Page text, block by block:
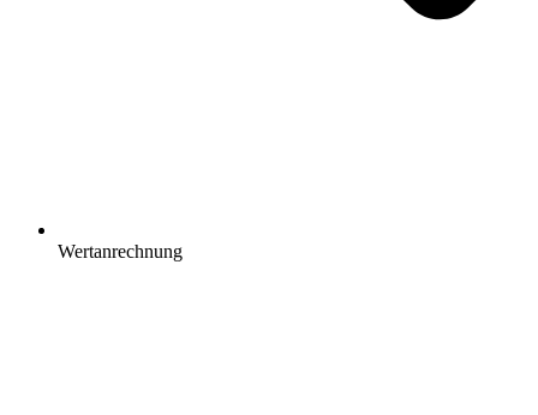
Wertanrechnung